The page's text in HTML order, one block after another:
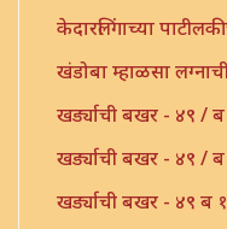
केदारलिंगाच्या
खंडोबा म्हाळसा
खर्ड्याची बखर - ४९ /
खर्ड्याची बखर - ४९ /
खर्ड्याची बखर - ४९ ब